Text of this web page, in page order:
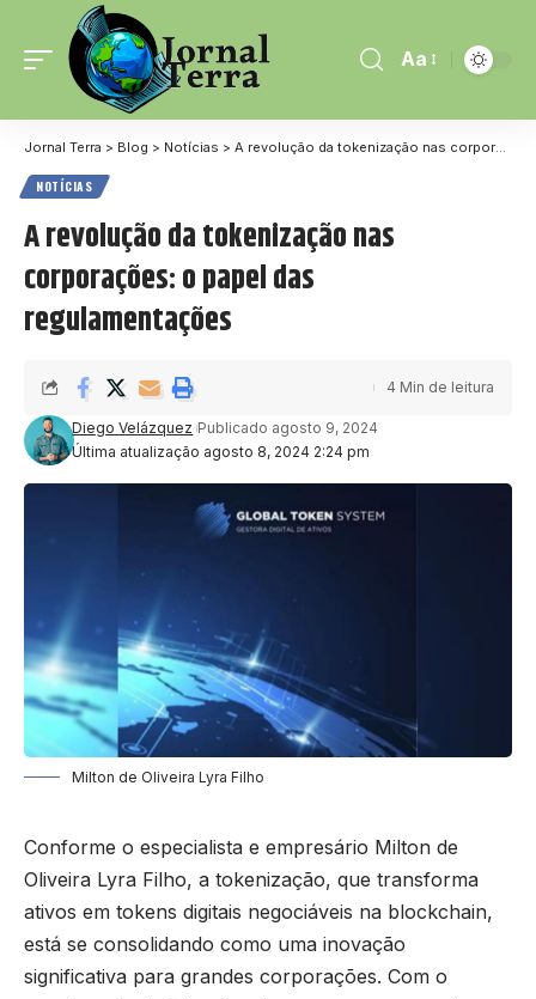
Aa
Jornal Terra > Blog > Notícias > A revolução da tokenização nas corporações: o papel das regulamentações
NOTÍCIAS
A revolução da tokenização nas
corporações: o papel das
regulamentações
Última atualização agosto 8, 2024 2:24 pm
Diego Velázquez Publicado agosto 9, 2024
4 Min de leitura
Milton de Oliveira Lyra Filho
Conforme o especialista e empresário Milton de
Oliveira Lyra Filho, a tokenização, que transforma
ativos em tokens digitais negociáveis na blockchain,
está se consolidando como uma inovação
significativa para grandes corporações. Com o